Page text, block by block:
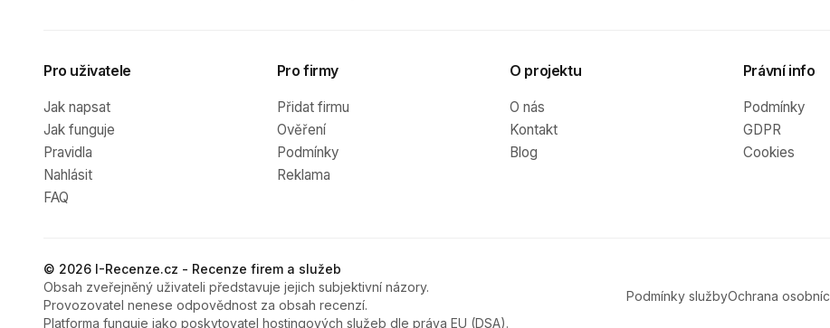
Pro uživatele
Jak napsat
Jak funguje
Pravidla
Nahlásit
FAQ
Pro firmy
Přidat firmu
Ověření
Podmínky
Reklama
O projektu
O nás
Kontakt
Blog
Právní info
Podmínky
GDPR
Cookies
© 2026 I-Recenze.cz - Recenze firem a služeb
Obsah zveřejněný uživateli představuje jejich subjektivní názory.
Provozovatel nenese odpovědnost za obsah recenzí.
Platforma funguje jako poskytovatel hostingových služeb dle práva EU (DSA).
Podmínky službyOchrana